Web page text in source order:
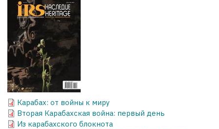
Карабах: от войны к миру
Вторая Карабахская война: первый день
Из карабахского блокнота